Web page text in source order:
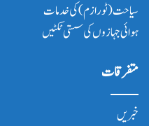
سیاحت(ٹورازم) کی خدمات
ہوائی جہازوں کی سستی ٹکٹیں
متفرقات
خبریں